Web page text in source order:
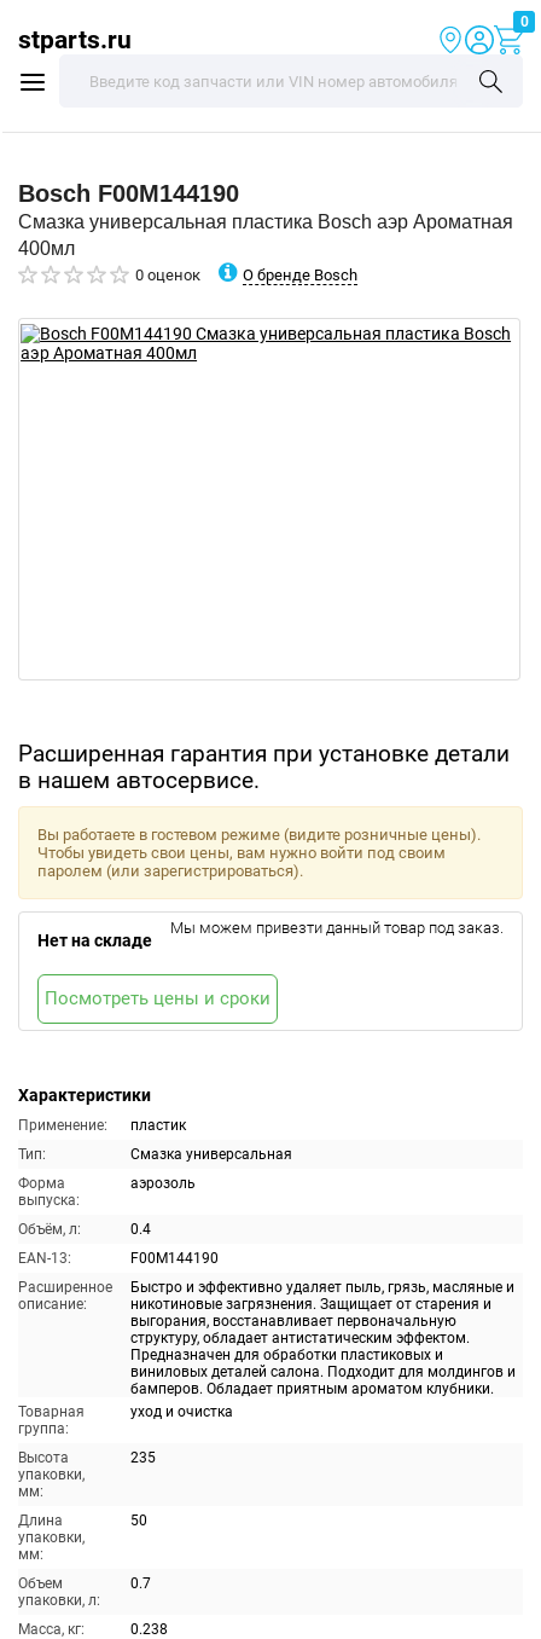
stparts.ru
0
Bosch F00M144190
Смазка универсальная пластика Bosch аэр Ароматная
400мл
0 оценок О бренде Bosch
Расширенная гарантия при установке детали
в нашем автосервисе.
Характеристики
Применение:
пластик
Тип:
Смазка универсальная
Форма
выпуска:
аэрозоль
Объём, л:
0.4
EAN-13:
F00M144190
Расширенное
описание:
Быстро и эффективно удаляет пыль, грязь, масляные и
никотиновые загрязнения. Защищает от старения и
выгорания, восстанавливает первоначальную
структуру, обладает антистатическим эффектом.
Предназначен для обработки пластиковых и
виниловых деталей салона. Подходит для молдингов и
бамперов. Обладает приятным ароматом клубники.
Товарная
группа:
уход и очистка
Высота
упаковки,
мм:
235
Длина
упаковки,
мм:
50
Объем
упаковки, л:
0.7
Масса, кг:
0.238
Вы работаете в гостевом режиме (видите розничные цены).
Чтобы увидеть свои цены, вам нужно войти под своим
паролем (или зарегистрироваться).
Нет на складе
Мы можем привезти данный товар под заказ.
Посмотреть цены и сроки